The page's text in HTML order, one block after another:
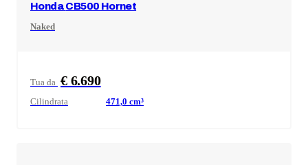
HondaCB500 Hornet
Naked
Tua da € 6.690
Cilindrata 471,0 cm³